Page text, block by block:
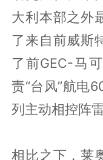
大利本部之外
了来自前威斯
了前GEC-马
责“台风”航电
列主动相控阵雷
相比之下，莱